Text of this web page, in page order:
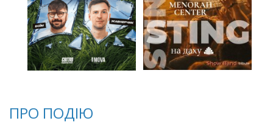
ПРО ПОДІЮ